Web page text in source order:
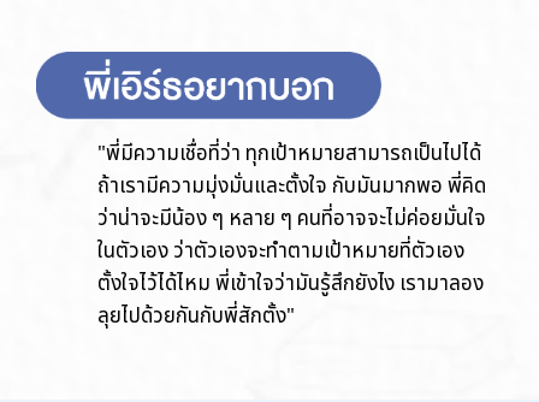
"พี่มีความเชื่อที่ว่า ทุกเป้าหมายสามารถเป็นไปได้
ถ้าเรามีความมุ่งมั่นและตั้งใจ กับมันมากพอ พี่คิด
ว่าน่าจะมีน้อง ๆ หลาย ๆ คนที่อาจจะไม่ค่อยมั่นใจ
ในตัวเอง ว่าตัวเองจะทำตามเป้าหมายที่ตัวเอง
ตั้งใจไว้ได้ไหม พี่เข้าใจว่ามันรู้สึกยังไง เรามาลอง
ลุยไปด้วยกันกับพี่สักตั้ง"